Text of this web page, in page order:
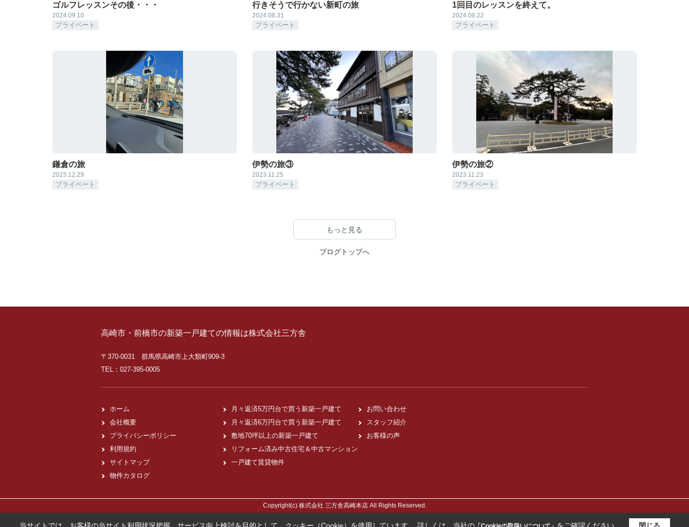
ゴルフレッスンその後・・・
2024.09.10
プライベート
行きそうで行かない新町の旅
2024.08.31
プライベート
1回目のレッスンを終えて。
2024.06.22
プライベート
鎌倉の旅
2023.12.29
プライベート
伊勢の旅③
2023.11.25
プライベート
伊勢の旅②
2023.11.23
プライベート
もっと見る
ブログトップへ
高崎市・前橋市の新築一戸建ての情報は株式会社三方舎
〒370-0031 群馬県高崎市上大類町909-3
TEL：027-395-0005
ホーム
会社概要
プライバシーポリシー
利用規約
サイトマップ
物件カタログ
月々返済5万円台で買う新築一戸建て
月々返済6万円台で買う新築一戸建て
敷地70坪以上の新築一戸建て
リフォーム済み中古住宅＆中古マンション
一戸建て賃貸物件
お問い合わせ
スタッフ紹介
お客様の声
Copyright(c) 株式会社 三方舎高崎本店 All Rights Reserved.